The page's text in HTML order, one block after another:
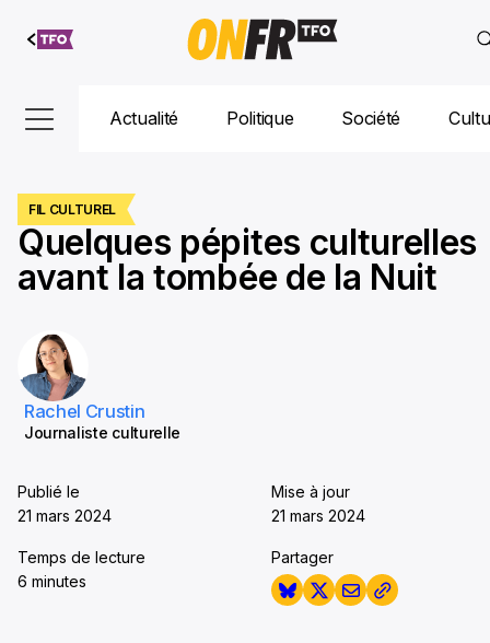
Aller au
contenu
Actualité Politique Société
FIL CULTUREL
Quelques pépites culturelles
avant la tombée de la Nuit
Rachel Crustin
Journaliste culturelle
Publié le
21 mars 2024
Mise à jour
21 mars 2024
Temps de lecture
6 minutes
Partager